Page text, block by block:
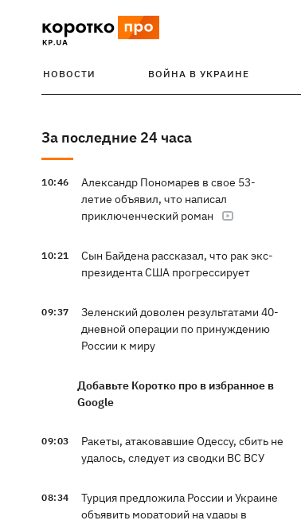
НОВОСТИ ВОЙНА В УКРАИНЕ
За последние 24 часа
10:46
Александр Пономарев в свое 53-
летие объявил, что написал
приключенческий роман
10:21
Сын Байдена рассказал, что рак экс-
президента США прогрессирует
09:37
Зеленский доволен результатами 40-
дневной операции по принуждению
России к миру
Добавьте Коротко про в избранное в
Google
09:03
Ракеты, атаковавшие Одессу, сбить не
удалось, следует из сводки ВС ВСУ
08:34
Турция предложила России и Украине
объявить мораторий на удары в